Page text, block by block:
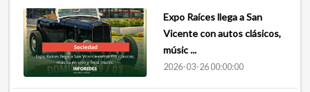
Expo Raíces llega a San
Vicente con autos clásicos,
músic ...
2026-03-26 00:00:00